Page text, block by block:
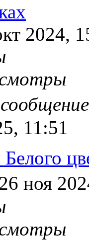
2024,
11:51
ноя